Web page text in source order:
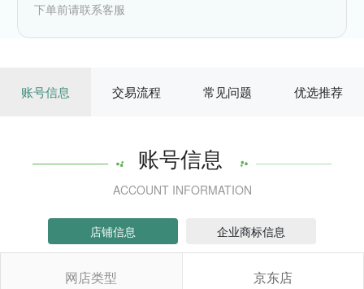
下单前请联系客服
账号信息 交易流程 常见问题 优选推荐
账号信息
ACCOUNT INFORMATION
店铺信息 企业商标信息
网店类型 京东店